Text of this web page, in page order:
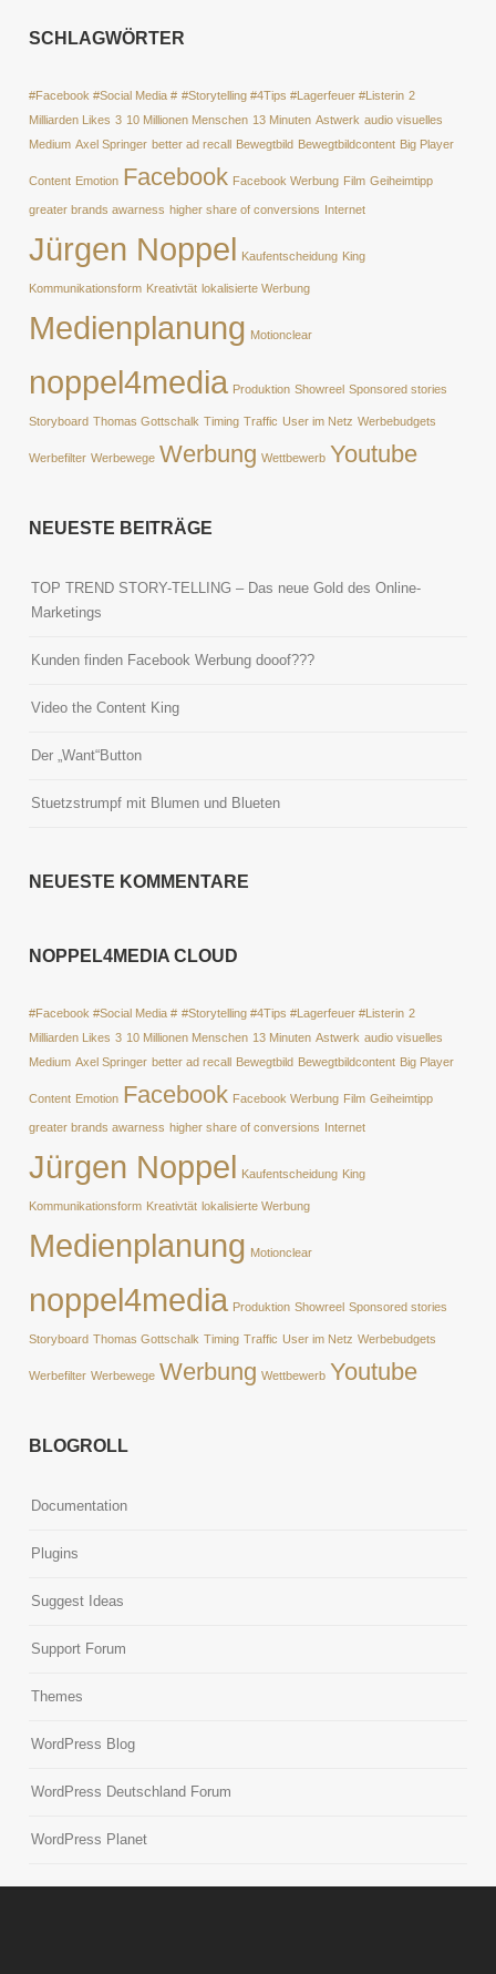
SCHLAGWÖRTER
#Facebook #Social Media # #Storytelling #4Tips #Lagerfeuer #Listerin 2
Milliarden Likes 3 10 Millionen Menschen 13 Minuten Astwerk audio visuelles
Medium Axel Springer better ad recall Bewegtbild Bewegtbildcontent Big Player
Content Emotion Facebook Facebook Werbung Film Geiheimtipp
greater brands awarness higher share of conversions Internet
Jürgen Noppel Kaufentscheidung King
Kommunikationsform Kreativtät lokalisierte Werbung
Medienplanung Motionclear
noppel4media Produktion Showreel Sponsored stories
Storyboard Thomas Gottschalk Timing Traffic User im Netz Werbebudgets
Werbefilter Werbewege Werbung Wettbewerb Youtube
NEUESTE BEITRÄGE
TOP TREND STORY-TELLING – Das neue Gold des Online-
Marketings
Kunden finden Facebook Werbung dooof???
Video the Content King
Der „Want“Button
Stuetzstrumpf mit Blumen und Blueten
NEUESTE KOMMENTARE
NOPPEL4MEDIA CLOUD
#Facebook #Social Media # #Storytelling #4Tips #Lagerfeuer #Listerin 2
Milliarden Likes 3 10 Millionen Menschen 13 Minuten Astwerk audio visuelles
Medium Axel Springer better ad recall Bewegtbild Bewegtbildcontent Big Player
Content Emotion Facebook Facebook Werbung Film Geiheimtipp
greater brands awarness higher share of conversions Internet
Jürgen Noppel Kaufentscheidung King
Kommunikationsform Kreativtät lokalisierte Werbung
Medienplanung Motionclear
noppel4media Produktion Showreel Sponsored stories
Storyboard Thomas Gottschalk Timing Traffic User im Netz Werbebudgets
Werbefilter Werbewege Werbung Wettbewerb Youtube
BLOGROLL
Documentation
Plugins
Suggest Ideas
Support Forum
Themes
WordPress Blog
WordPress Deutschland Forum
WordPress Planet